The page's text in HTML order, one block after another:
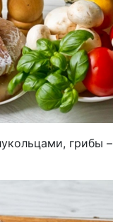
грибы –